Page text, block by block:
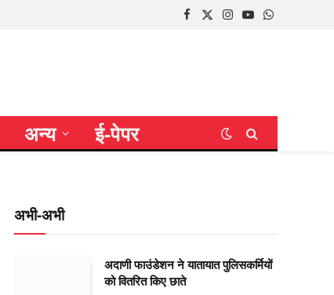
Facebook
X
Instagram
YouTubeWhatsApp
अन्य ई-पेपर
अभी-अभी
अदाणी फाउंडेशन ने यातायात पुलिसकर्मियों
को वितरित किए छाते